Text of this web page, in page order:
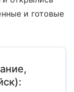
и готовые